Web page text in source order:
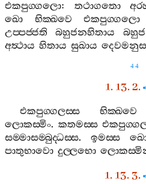
එකපුග‍්ගලො: තථාගතො
ඛො
භික‍්ඛවෙ එකපුග‍්ගලො
උප‍්පජ‍්ජති
බහුජනහිතාය
අත්‍ථාය හිතාය සුඛාය
44
1. 13. 2.
එකපුග‍්ගලස‍්ස භික‍්ඛවෙ
ලොකස‍්මිං. කතමස‍්ස
සම‍්මාසම‍්බුද‍්ධස‍්ස. ඉමස‍්ස
පාතුභාවො දුල‍්ලභො
1. 13. 3.